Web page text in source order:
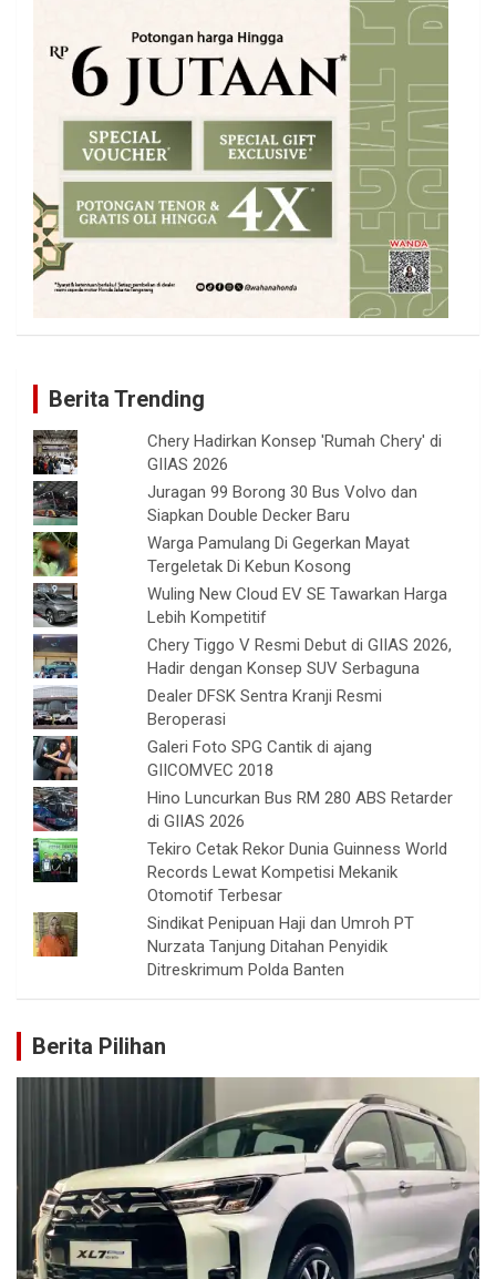
Berita Trending
Chery Hadirkan Konsep 'Rumah Chery' di
GIIAS 2026
Juragan 99 Borong 30 Bus Volvo dan
Siapkan Double Decker Baru
Warga Pamulang Di Gegerkan Mayat
Tergeletak Di Kebun Kosong
Wuling New Cloud EV SE Tawarkan Harga
Lebih Kompetitif
Chery Tiggo V Resmi Debut di GIIAS 2026,
Hadir dengan Konsep SUV Serbaguna
Dealer DFSK Sentra Kranji Resmi
Beroperasi
Galeri Foto SPG Cantik di ajang
GIICOMVEC 2018
Hino Luncurkan Bus RM 280 ABS Retarder
di GIIAS 2026
Tekiro Cetak Rekor Dunia Guinness World
Records Lewat Kompetisi Mekanik
Otomotif Terbesar
Sindikat Penipuan Haji dan Umroh PT
Nurzata Tanjung Ditahan Penyidik
Ditreskrimum Polda Banten
Berita Pilihan